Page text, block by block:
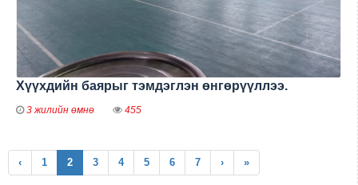
Хүүхдийн баярыг тэмдэглэн өнгөрүүллээ.
3 жилийн өмнө 455
‹ 1 2(current)
3 4 5 6 7 › »